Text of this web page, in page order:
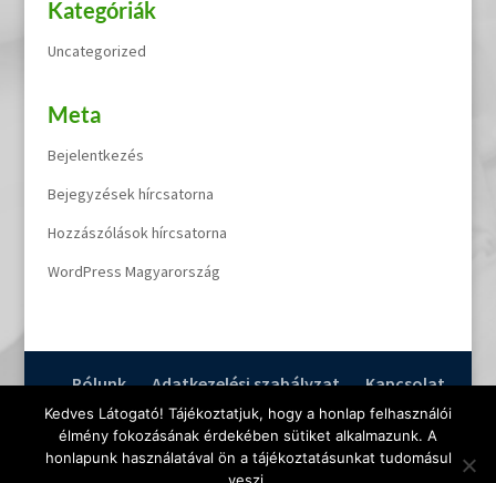
Kategóriák
Uncategorized
Meta
Bejelentkezés
Bejegyzések hírcsatorna
Hozzászólások hírcsatorna
WordPress Magyarország
Rólunk Adatkezelési szabályzat Kapcsolat
MTM RAAB Kft - Győr | Munka, tűz- és környezetvédelem ©
Copyright 2024 - Minden jog fenntartva
Kedves Látogató! Tájékoztatjuk, hogy a honlap felhasználói
élmény fokozásának érdekében sütiket alkalmazunk. A
honlapunk használatával ön a tájékoztatásunkat tudomásul